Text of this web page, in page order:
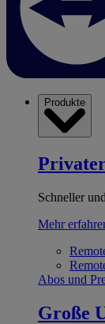
Produkte
Schneller
Mehr
Abos und
Große